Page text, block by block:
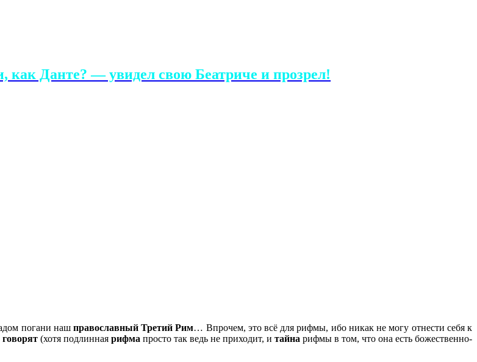
Данте? — увидел свою Беатриче и прозрел!
погани наш православный Третий Рим… Впрочем, это всё для рифмы, ибо никак не могу отнести себя к
говорят (хотя подлинная рифма просто так ведь не приходит, и тайна рифмы в том, что она есть божественно-